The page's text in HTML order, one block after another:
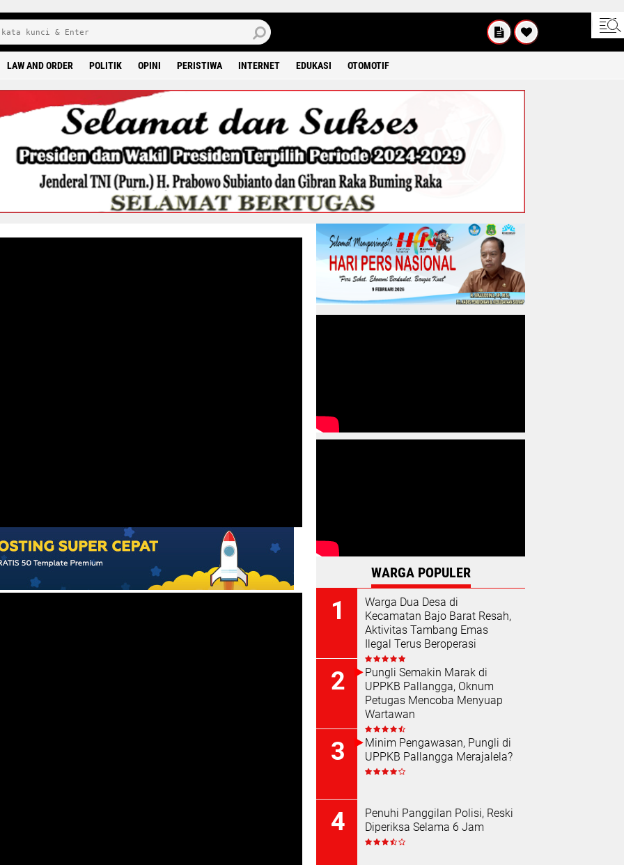
LAW AND ORDER POLITIK OPINI PERISTIWA INTERNET EDUKASI OTOMOTIF
WARGA POPULER
Warga Dua Desa di
Kecamatan Bajo Barat Resah,
Aktivitas Tambang Emas
Ilegal Terus Beroperasi
Pungli Semakin Marak di
UPPKB Pallangga, Oknum
Petugas Mencoba Menyuap
Wartawan
Minim Pengawasan, Pungli di
UPPKB Pallangga Merajalela?
Penuhi Panggilan Polisi, Reski
Diperiksa Selama 6 Jam